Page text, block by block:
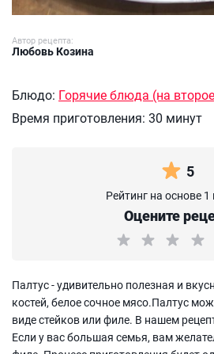
Автор рецепта:
Любовь Козина
Блюдо: Горячие блюда (на
Время приготовления: 30 минут
5
Рейтинг на основе 1
Оцените
Палтус - удивительно полезная и
костей, белое сочное мясо.Палтус
виде стейков или филе. В нашем
Если у вас большая семья, вам